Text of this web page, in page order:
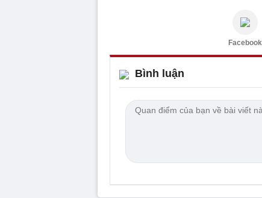
Facebook
Bình luận